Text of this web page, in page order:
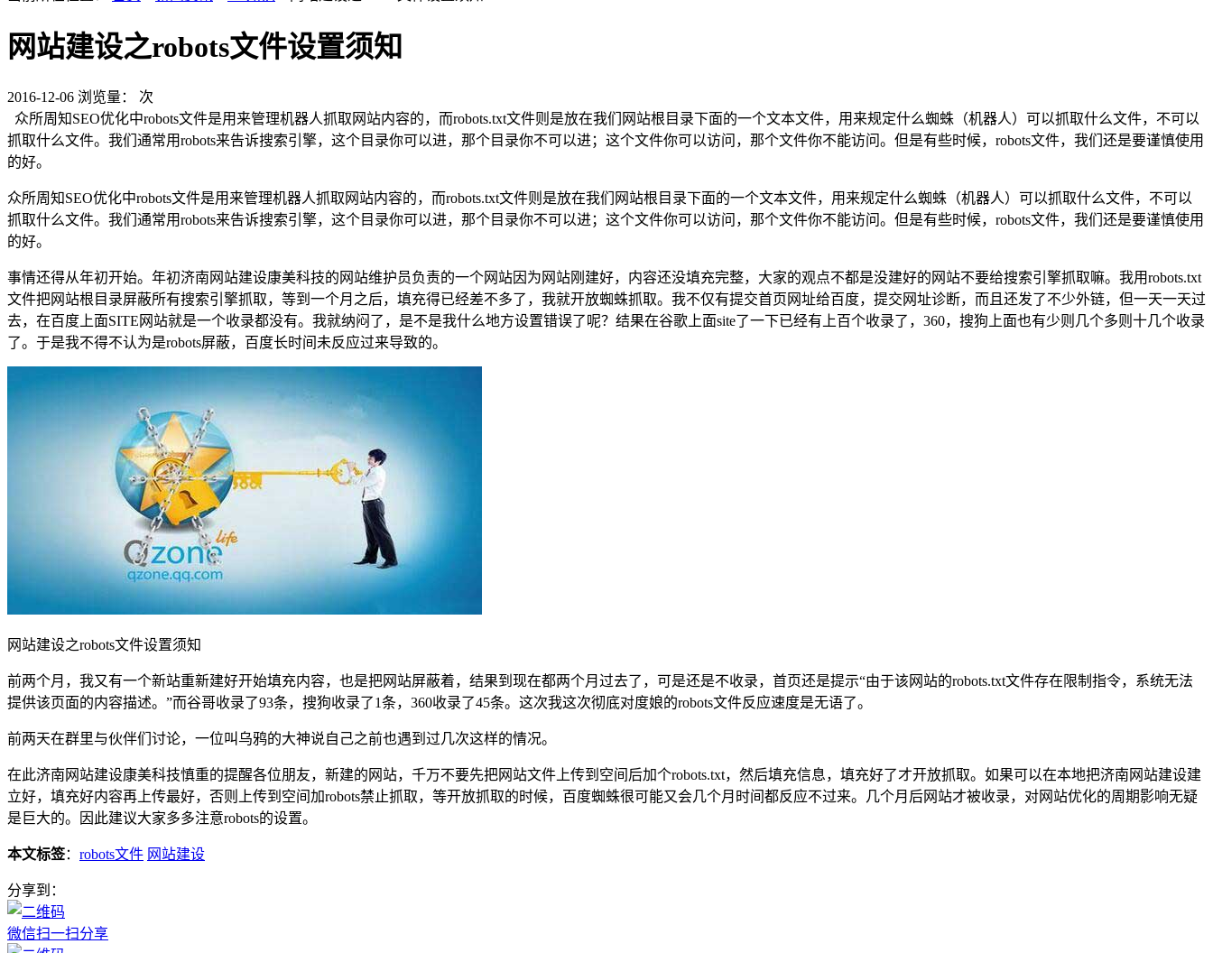
网站建设之robots文件设置须知
2016-12-06 浏览量：
次
众所周知SEO优化中robots文件是用来管理机器人抓取网站内容的，而robots.txt文件则是放在我们网站根目录下面的一个文本文件，用来规定什么蜘蛛（机器人）可以抓取什么文件，不可以
抓取什么文件。我们通常用robots来告诉搜索引擎，这个目录你可以进，那个目录你不可以进；这个文件你可以访问，那个文件你不能访问。但是有些时候，robots文件，我们还是要谨慎使用
的好。
众所周知SEO优化中robots文件是用来管理机器人抓取网站内容的，而robots.txt文件则是放在我们网站根目录下面的一个文本文件，用来规定什么蜘蛛（机器人）可以抓取什么文件，不可以
抓取什么文件。我们通常用robots来告诉搜索引擎，这个目录你可以进，那个目录你不可以进；这个文件你可以访问，那个文件你不能访问。但是有些时候，robots文件，我们还是要谨慎使用
的好。
事情还得从年初开始。年初济南网站建设康美科技的网站维护员负责的一个网站因为网站刚建好，内容还没填充完整，大家的观点不都是没建好的网站不要给搜索引擎抓取嘛。我用robots.txt
文件把网站根目录屏蔽所有搜索引擎抓取，等到一个月之后，填充得已经差不多了，我就开放蜘蛛抓取。我不仅有提交首页网址给百度，提交网址诊断，而且还发了不少外链，但一天一天过
去，在百度上面SITE网站就是一个收录都没有。我就纳闷了，是不是我什么地方设置错误了呢？结果在谷歌上面site了一下已经有上百个收录了，360，搜狗上面也有少则几个多则十几个收录
了。于是我不得不认为是robots屏蔽，百度长时间未反应过来导致的。
网站建设之robots文件设置须知
前两个月，我又有一个新站重新建好开始填充内容，也是把网站屏蔽着，结果到现在都两个月过去了，可是还是不收录，首页还是提示“由于该网站的robots.txt文件存在限制指令，系统无法
提供该页面的内容描述。”而谷哥收录了93条，搜狗收录了1条，360收录了45条。这次我这次彻底对度娘的robots文件反应速度是无语了。
前两天在群里与伙伴们讨论，一位叫乌鸦的大神说自己之前也遇到过几次这样的情况。
在此济南网站建设康美科技慎重的提醒各位朋友，新建的网站，千万不要先把网站文件上传到空间后加个robots.txt，然后填充信息，填充好了才开放抓取。如果可以在本地把济南网站建设建
立好，填充好内容再上传最好，否则上传到空间加robots禁止抓取，等开放抓取的时候，百度蜘蛛很可能又会几个月时间都反应不过来。几个月后网站才被收录，对网站优化的周期影响无疑
是巨大的。因此建议大家多多注意robots的设置。
本文标签： robots文件 网站建设
分享到：
微信扫一扫分享